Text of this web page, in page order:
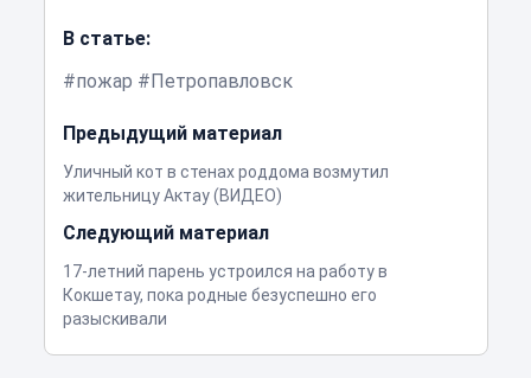
В статье:
пожар
Петропавловск
Предыдущий материал
Уличный кот в стенах роддома возмутил
жительницу Актау (ВИДЕО)
Следующий материал
17-летний парень устроился на работу в
Кокшетау, пока родные безуспешно его
разыскивали